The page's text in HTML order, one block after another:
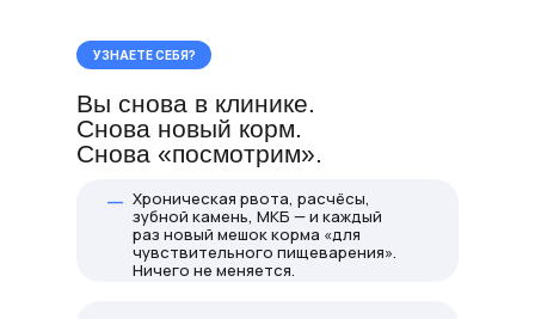
Вы снова в клинике.
Снова новый корм.
Снова «посмотрим».
УЗНАЕТЕ СЕБЯ?
Хроническая рвота, расчёсы,
зубной камень, МКБ — и каждый
раз новый мешок корма «для
чувствительного пищеварения».
Ничего не меняется.